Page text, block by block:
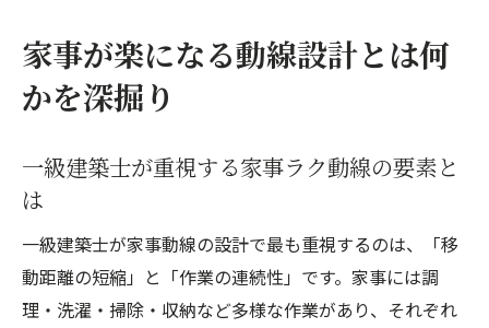
家事が楽になる動線設計とは何
かを深掘り
一級建築士が重視する家事ラク動線の要素と
は
一級建築士が家事動線の設計で最も重視するのは、「移
動距離の短縮」と「作業の連続性」です。家事には調
理・洗濯・掃除・収納など多様な作業があり、それぞれ